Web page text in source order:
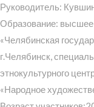
Руководитель:
Образование:
«Челябинская
г.Челябинск,
этнокультурного
«Народное